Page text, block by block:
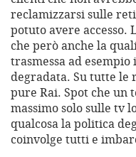
reclamizzarsi sulle
potuto avere accesso.
che però anche la
trasmessa ad
degradata. Su tutte le
pure Rai. Spot che un
massimo solo sulle tv
qualcosa la politica
coinvolge tutti e